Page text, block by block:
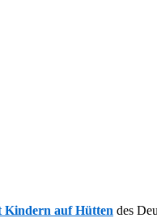
Kindern auf Hütten des